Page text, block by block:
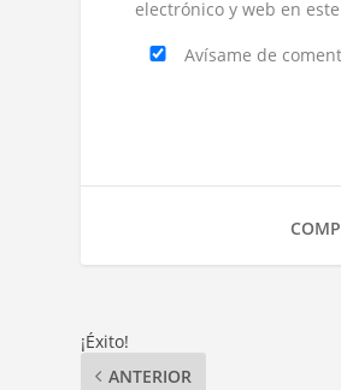
electrónico y web en
Avísame de
¡Éxito!
ANTERIOR